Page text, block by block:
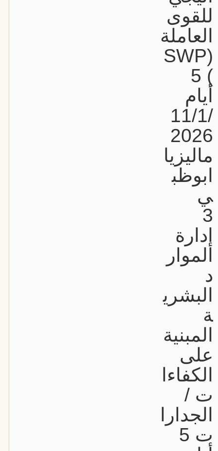
للقوى
العاملة
(SWP
) 5
أيام
11/1/
2026
ماليزيا
ابوظب
ي
3
إدارة
الموار
د
البشري
ة
المبنية
على
الكفاءا
ت /
الجدارا
ت 5